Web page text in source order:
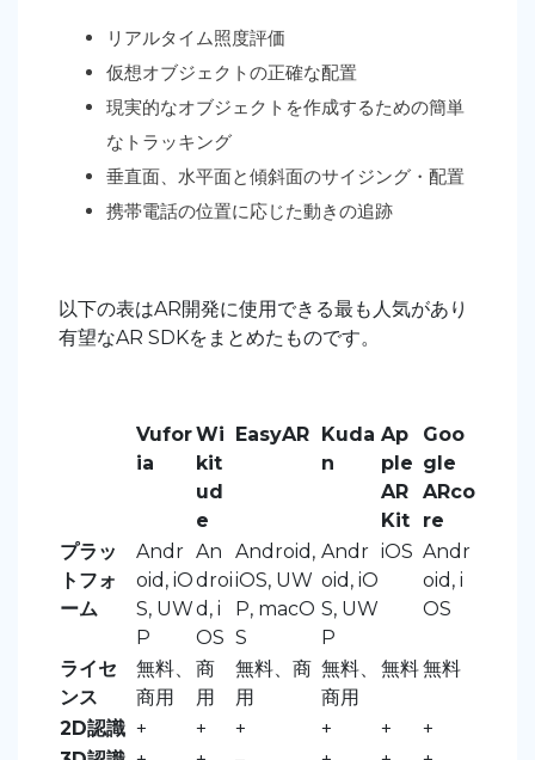
リアルタイム照度評価
仮想オブジェクトの正確な配置
現実的なオブジェクトを作成するための簡単
なトラッキング
垂直面、水平面と傾斜面のサイジング・配置
携帯電話の位置に応じた動きの追跡
以下の表はAR開発に使用できる最も人気があり
有望なAR SDKをまとめたものです。
Vufor
ia
Wi
kit
ud
e
EasyAR
Kuda
n
Ap
ple
AR
Kit
Goo
gle
ARco
re
プラッ
トフォ
ーム
Andr
oid, iO
S, UW
P
An
droi
d, i
OS
Android,
iOS, UW
P, macO
S
Andr
oid, iO
S, UW
P
iOS Andr
oid, i
OS
ライセ
ンス
無料、
商用
商
用
無料、商
用
無料、
商用
無料無料
2D認識 + + + + +
+